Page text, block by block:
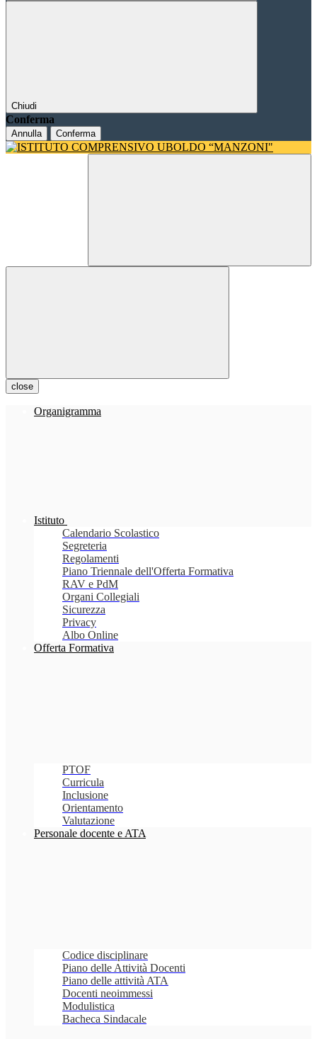
Chiudi
Conferma
Annulla Conferma
close
Organigramma
Istituto
Calendario Scolastico
Segreteria
Regolamenti
Piano Triennale dell'Offerta Formativa
RAV e PdM
Organi Collegiali
Sicurezza
Privacy
Albo Online
Offerta Formativa
PTOF
Curricula
Inclusione
Orientamento
Valutazione
Personale docente e ATA
Codice disciplinare
Piano delle Attività Docenti
Piano delle attività ATA
Docenti neoimmessi
Modulistica
Bacheca Sindacale